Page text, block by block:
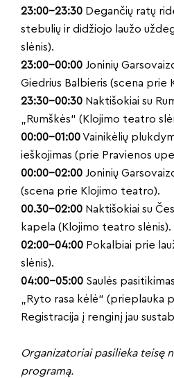
23:00–23:30 Degančių ratų
stebulių ir didžiojo laužo
slėnis).
23:00–00:00 Joninių
Giedrius Balbieris (scena prie
23:30–00:30 Naktišokiai su
„Rumškės“ (Klojimo teatro
00:00–01:00Vainikėlių
ieškojimas (prie Pravienos
00:00–02:00 Joninių
(scena prie Klojimo teatro).
00.30–02:00 Naktišokiai su
kapela (Klojimo teatro slėnis).
02:00–04:00 Pokalbiai prie
slėnis).
04:00–05:00 Saulės
„Ryto rasa kėlė“ (prieplauka
Registracija į renginį jau
Organizatoriai pasilieka teisę
programą.